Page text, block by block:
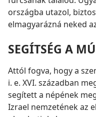
országba utazol,
elmagyarázná neked
SEGÍTSÉG A
Attól fogva, hogy a
i. e. XVI. században
segített a népének
Izrael nemzetének az